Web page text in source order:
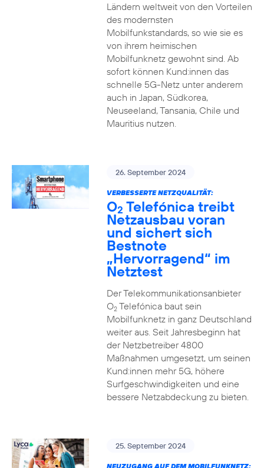
Ländern weltweit von den Vorteilen
des modernsten
Mobilfunkstandards, so wie sie es
von ihrem heimischen
Mobilfunknetz gewohnt sind. Ab
sofort können Kund:innen das
schnelle 5G-Netz unter anderem
auch in Japan, Südkorea,
Neuseeland, Tansania, Chile und
Mauritius nutzen.
26. September 2024
VERBESSERTE NETZQUALITÄT:
O2 Telefónica treibt
Netzausbau voran
und sichert sich
Bestnote
„Hervorragend“ im
Netztest
Der Telekommunikationsanbieter
O2Telefónica baut sein
Mobilfunknetz in ganz Deutschland
weiter aus. Seit Jahresbeginn hat
der Netzbetreiber 4800
Maßnahmen umgesetzt, um seinen
Kund:innen mehr 5G, höhere
Surfgeschwindigkeiten und eine
bessere Netzabdeckung zu bieten.
25. September 2024
NEUZUGANG AUF DEM MOBILFUNKNETZ: